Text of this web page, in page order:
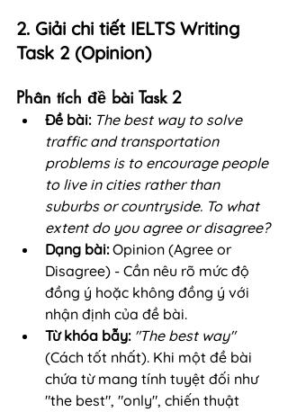
2. Giải chi tiết IELTS Writing
Task 2 (Opinion)
Phân tích đề bài Task 2
Đề bài: The best way to solve
traffic and transportation
problems is to encourage people
to live in cities rather than
suburbs or countryside. To what
extent do you agree or disagree?
Dạng bài: Opinion (Agree or
Disagree) - Cần nêu rõ mức độ
đồng ý hoặc không đồng ý với
nhận định của đề bài.
Từ khóa bẫy: "The best way"
(Cách tốt nhất). Khi một đề bài
chứa từ mang tính tuyệt đối như
"the best", "only", chiến thuật